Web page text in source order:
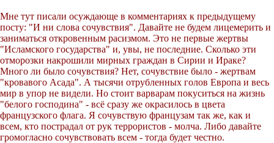
Мне тут писали осуждающе в комментариях к предыдущему
посту: "И ни слова сочувствия". Давайте не будем лицемерить и
заниматься откровенным расизмом. Это не первые жертвы
"Исламского государства" и, увы, не последние. Сколько эти
отморозки накрошили мирных граждан в Сирии и Ираке?
Много ли было сочувствия? Нет, сочувствие было - жертвам
"кровавого Асада". А тысячи отрубленных голов Европа и весь
мир в упор не видели. Но стоит варварам покуситься на жизнь
"белого господина" - всё сразу же окрасилось в цвета
французского флага. Я сочувствую французам так же, как и
всем, кто пострадал от рук террористов - молча. Либо давайте
громогласно сочувствовать всем - тогда будет честно.